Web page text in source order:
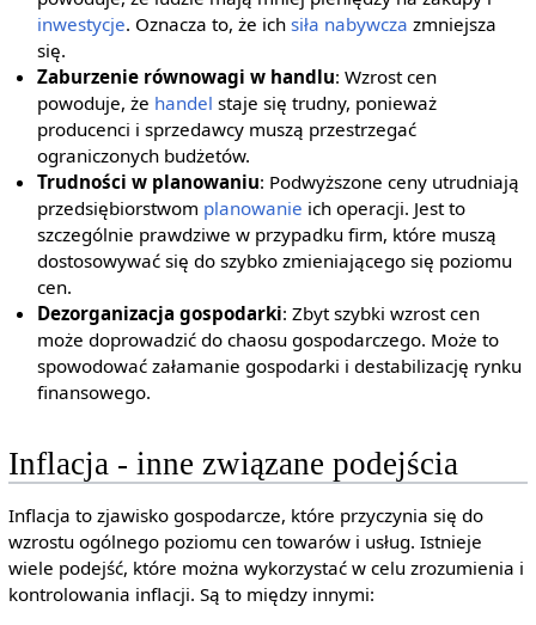
inwestycje. Oznacza to, że ichsiła nabywcza zmniejsza
się.
Zaburzenie równowagi w handlu: Wzrost cen
powoduje, że handel staje się trudny, ponieważ
producenci i sprzedawcy muszą przestrzegać
ograniczonych budżetów.
Trudności w planowaniu: Podwyższone ceny utrudniają
przedsiębiorstwom planowanie ich operacji. Jest to
szczególnie prawdziwe w przypadku firm, które muszą
dostosowywać się do szybko zmieniającego się poziomu
cen.
Dezorganizacja gospodarki: Zbyt szybki wzrost cen
może doprowadzić do chaosu gospodarczego. Może to
spowodować załamanie gospodarki i destabilizację rynku
finansowego.
Inflacja - inne związane podejścia
Inflacja to zjawisko gospodarcze, które przyczynia się do
wzrostu ogólnego poziomu cen towarów i usług. Istnieje
wiele podejść, które można wykorzystać w celu zrozumienia i
kontrolowania inflacji. Są to między innymi: